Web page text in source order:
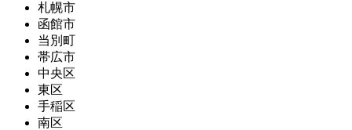
札幌市
函館市
当別町
帯広市
中央区
東区
手稲区
南区